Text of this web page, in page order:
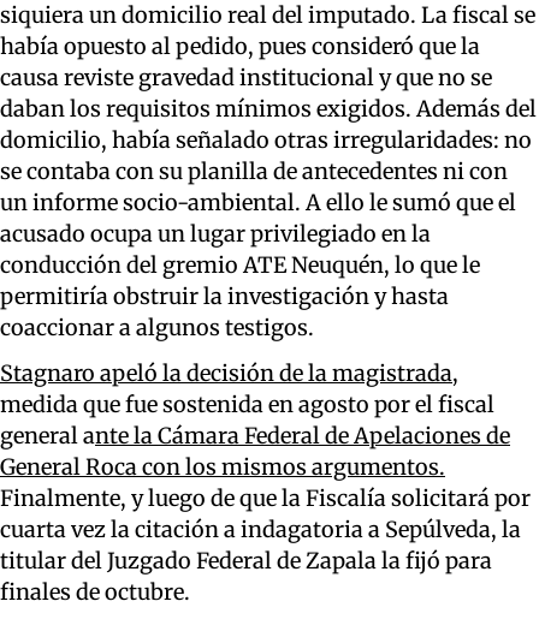
siquiera un domicilio real del imputado. La fiscal se
había opuesto al pedido, pues consideró que la
causa reviste gravedad institucional y que no se
daban los requisitos mínimos exigidos. Además del
domicilio, había señalado otras irregularidades: no
se contaba con su planilla de antecedentes ni con
un informe socio-ambiental. A ello le sumó que el
acusado ocupa un lugar privilegiado en la
conducción del gremio ATE Neuquén, lo que le
permitiría obstruir la investigación y hasta
coaccionar a algunos testigos.
Stagnaro apeló la decisión de la magistrada,
medida que fue sostenida en agosto por el fiscal
general ante la Cámara Federal de Apelaciones de
General Roca con los mismos argumentos.
Finalmente, y luego de que la Fiscalía solicitará por
cuarta vez la citación a indagatoria a Sepúlveda, la
titular del Juzgado Federal de Zapala la fijó para
finales de octubre.